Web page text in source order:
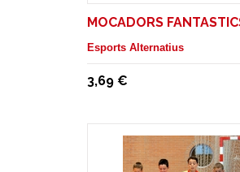
MOCADORS
Esports Alternatius
3,69 €